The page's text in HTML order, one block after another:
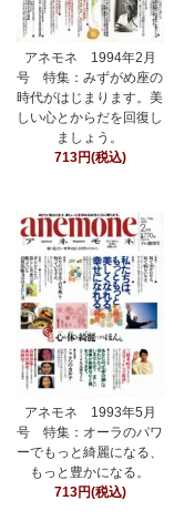
アネモネ 1994年2月
号 特集：みずがめ座の
時代がはじまります。美
しい心とからだを回復し
ましょう。
713円(税込)
アネモネ 1993年5月
号 特集：オーラのパワ
ーでもっと綺麗になる、
もっと豊かになる。
713円(税込)